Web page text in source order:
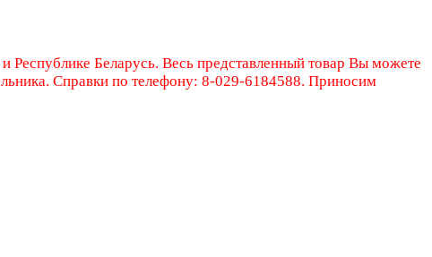
Беларусь. Весь представленный товар Вы можете
Справки по телефону: 8-029-6184588. Приносим